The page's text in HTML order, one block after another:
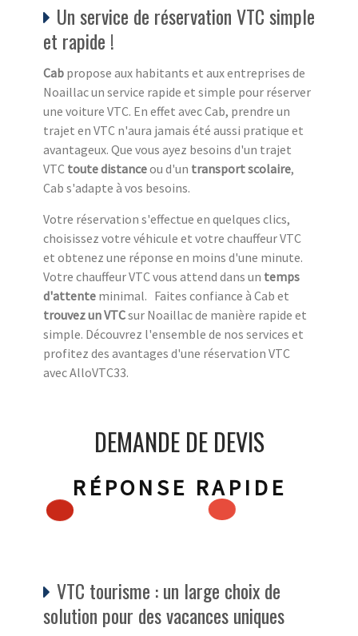
Un service de réservation VTC simple
et rapide !
Cab propose aux habitants et aux entreprises de
Noaillac un service rapide et simple pour réserver
une voiture VTC. En effet avec Cab, prendre un
trajet en VTC n'aura jamais été aussi pratique et
avantageux. Que vous ayez besoins d'un trajet
VTC toute distanceou d'un transport scolaire,
Cab s'adapte à vos besoins.
Votre réservation s'effectue en quelques clics,
choisissez votre véhicule et votre chauffeur VTC
et obtenez une réponse en moins d'une minute.
Votre chauffeur VTC vous attend dans un temps
d'attente minimal. Faites confiance à Cab et
trouvez un VTCsur Noaillac de manière rapide et
simple. Découvrez l'ensemble de nos services et
profitez des avantages d'une réservation VTC
avec AlloVTC33.
DEMANDE DE DEVIS
RÉPONSE RAPIDE
VTC tourisme : un large choix de
solution pour des vacances uniques